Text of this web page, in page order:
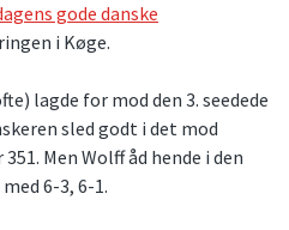
gode danske
i Køge.
lagde for mod den 3. seedede
sled godt i det mod
Men Wolff åd hende i den
6-3, 6-1.